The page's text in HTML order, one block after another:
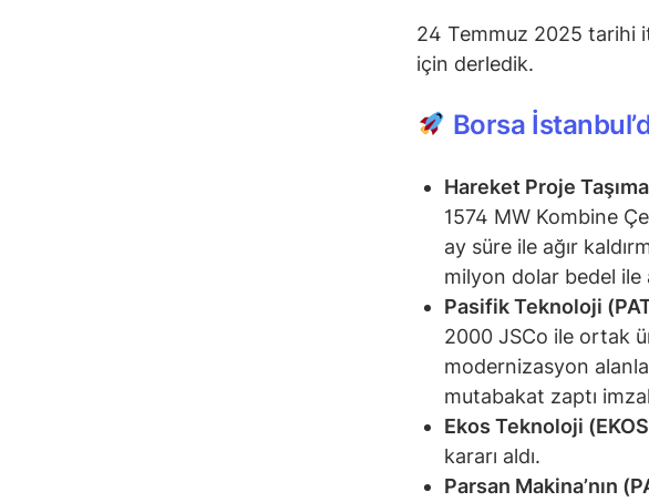
24 Temmuz 2025 tarihi
için derledik.
Borsa
Hareket Proje
1574 MW Kombine
ay süre ile ağır
milyon dolar bedel ile
Pasifik Teknoloji
2000 JSCo ile ortak
modernizasyon
mutabakat zaptı
Ekos Teknoloji
kararı aldı.
Parsan Makina’nın